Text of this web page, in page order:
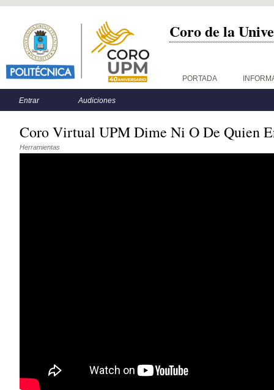
Coro de la
Menú principal PORTADA
Menú secundario
Entrar Audiciones
Coro Virtual UPM Dime Ni O De Quien
Herramientas